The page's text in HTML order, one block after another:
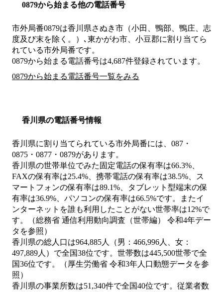
0879から始まる他の電話番号
市外局番0879は香川県さぬき市（小田、鴨部、鴨庄、志
度及び末を除く。）､東かがわ市、小豆郡に割り当てら
れている市外局番です。
0879から始まる電話番号は4,687件登録されています。
0879から始まる電話番号一覧をみる
香川県の電話番号情報
香川県に割り当てられている市外局番には、087・
0875・0877・0879があります。
香川県の世帯単位でみた固定電話の保有率は66.3%、
FAXの保有率は25.4%、携帯電話の保有率は38.5%、ス
マートフォンの保有率は89.1%、タブレット型端末の保
有率は36.9%、パソコンの保有率は66.5%です。またイ
ンターネットを誰も利用したことがない世帯率は12%で
す。（総務省 通信利用動向調査（世帯編） 令和4年デー
タを参照）
香川県の総人口は964,885人（男：466,996人、女：
497,889人）で全国38位です。世帯数は445,500世帯で全
国36位です。（厚生労働省 令和3年人口動態データを参
照）
香川県の事業所数は51,340件で全国40位です。従業者数